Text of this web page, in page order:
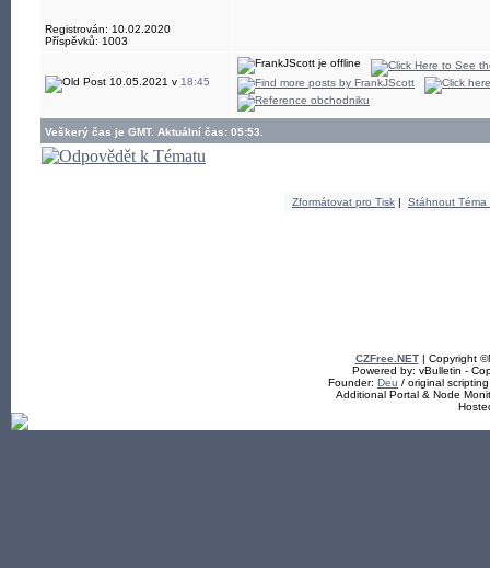
Registrován: 10.02.2020
Příspěvků: 1003
10.05.2021 v 18:45
Veškerý čas je GMT. Aktuální čas: 05:53.
Zformátovat pro Tisk | Stáhnout Téma
CZFree.NET| Copyright
Powered by: vBulletin -
Founder: Deu / original
Additional Portal & Node